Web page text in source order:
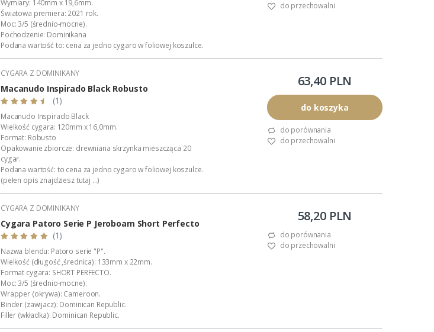
Wymiary: 140mm x 19,6mm.
Światowa premiera: 2021 rok.
Moc: 3/5 (średnio-mocne).
Pochodzenie: Dominikana
Podana wartość to: cena za jedno cygaro w foliowej koszulce.
Skład cygara: liść okrywowy – Brazylia, zawijacz - Brazylia,
do przechowalni
CYGARA Z DOMINIKANY
Macanudo Inspirado Black Robusto
(1)
Macanudo Inspirado Black
Wielkość cygara: 120mm x 16,0mm.
Format: Robusto
Opakowanie zbiorcze: drewniana skrzynka mieszcząca 20
cygar.
Podana wartość: to cena za jedno cygaro w foliowej koszulce.
(pełen opis znajdziesz tutaj ...)
63,40 PLN
do koszyka
do porównania
do przechowalni
CYGARA Z DOMINIKANY
Cygara Patoro Serie P Jeroboam Short Perfecto
(1)
Nazwa blendu: Patoro serie "P".
Wielkość (długość ,średnica): 133mm x 22mm.
Format cygara: SHORT PERFECTO.
Moc: 3/5 (średnio-mocne).
Wrapper (okrywa): Cameroon.
Binder (zawijacz): Dominican Republic.
Filler (wkładka): Dominican Republic.
Wszystkie cygara: Patoro w naszej ofercie.
58,20 PLN
do porównania
do przechowalni